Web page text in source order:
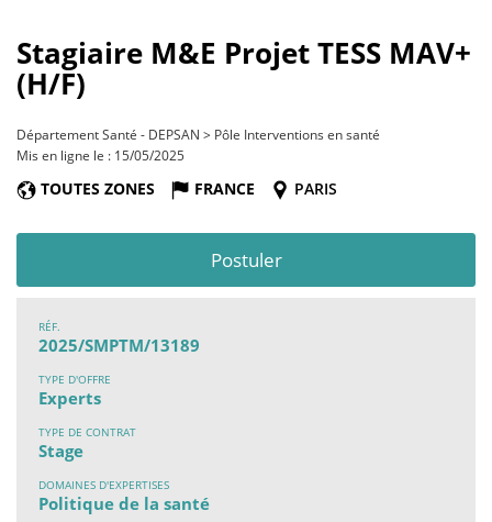
Stagiaire M&E Projet TESS MAV+
(H/F)
Département Santé - DEPSAN > Pôle Interventions en santé
Mis en ligne le : 15/05/2025
TOUTES ZONES FRANCE PARIS
Postuler
RÉF.
2025/SMPTM/13189
TYPE D'OFFRE
Experts
TYPE DE CONTRAT
Stage
DOMAINES D'EXPERTISES
Politique de la santé